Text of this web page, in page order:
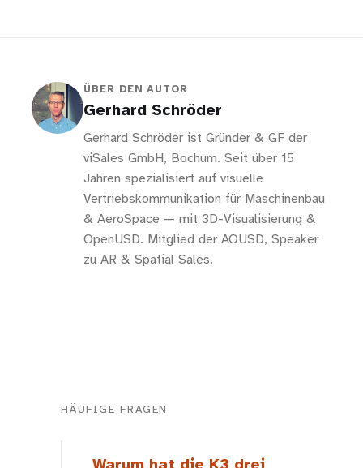
ÜBER DEN AUTOR
Gerhard Schröder
Gerhard Schröder ist Gründer & GF der
viSales GmbH, Bochum. Seit über 15
Jahren spezialisiert auf visuelle
Vertriebskommunikation für Maschinenbau
& AeroSpace — mit 3D-Visualisierung &
OpenUSD. Mitglied der AOUSD, Speaker
zu AR & Spatial Sales.
HÄUFIGE FRAGEN